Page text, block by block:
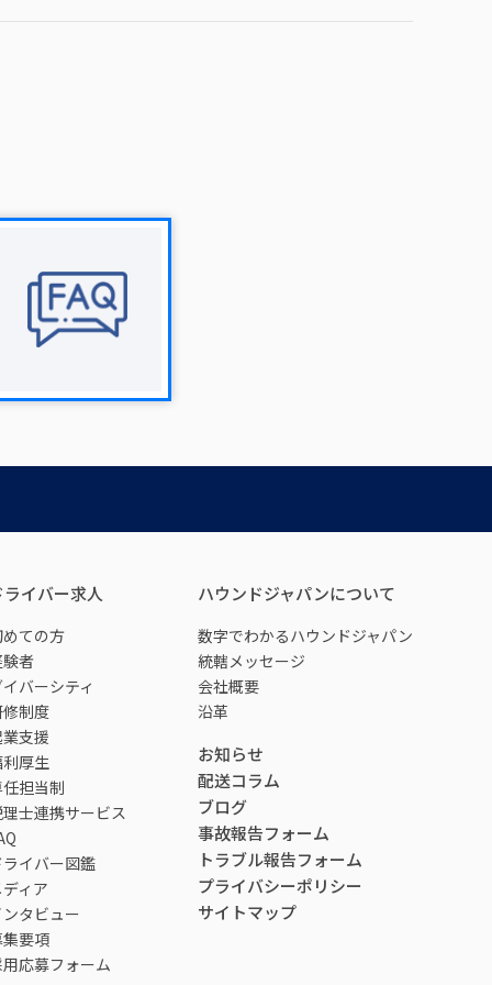
ライバー求人
ての方
者
バーシティ
制度
支援
厚生
担当制
士連携サービス
イバー図鑑
ィア
タビュー
要項
応募フォーム
ハウンドジャパンについて
数字でわかるハウンドジャパン
統轄メッセージ
会社概要
沿革
お知らせ
配送コラム
ブログ
事故報告フォーム
トラブル報告フォーム
プライバシーポリシー
サイトマップ